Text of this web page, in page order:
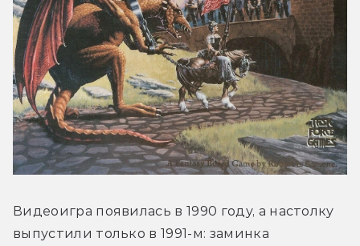
Видеоигра появилась в 1990 году, а настолку
выпустили только в 1991-м: заминка